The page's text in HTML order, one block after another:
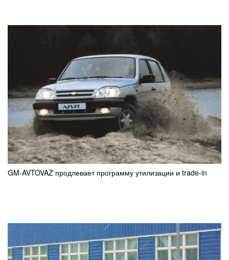
GM-AVTOVAZ продлевает программу утилизации и trade-in